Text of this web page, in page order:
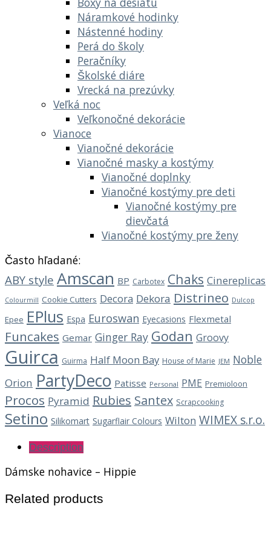
Náramkové hodinky
Nástenné hodiny
Perá do školy
Peračníky
Školské diáre
Vrecká na prezúvky
Veľká noc
Veľkonočné dekorácie
Vianoce
Vianočné dekorácie
Vianočné masky a kostýmy
Vianočné doplnky
Vianočné kostýmy pre deti
Vianočné kostýmy pre
dievčatá
Vianočné kostýmy pre ženy
Často hľadané:
ABY style Amscan BP Carbotex Chaks Cinereplicas
Colourmill Cookie Cutters Decora Dekora Distrineo Dulcop
Epee EPlus Espa Euroswan Eyecasions Flexmetal
Funcakes Gemar Ginger Ray Godan Groovy
Guirca Guirma Half Moon Bay House of Marie JEM Noble
Orion PartyDeco Patisse Personal PME Premioloon
Procos Pyramid Rubies Santex Scrapcooking
Setino Silikomart Sugarflair Colours Wilton WIMEX s.r.o.
Description
Dámske nohavice – Hippie
Related products